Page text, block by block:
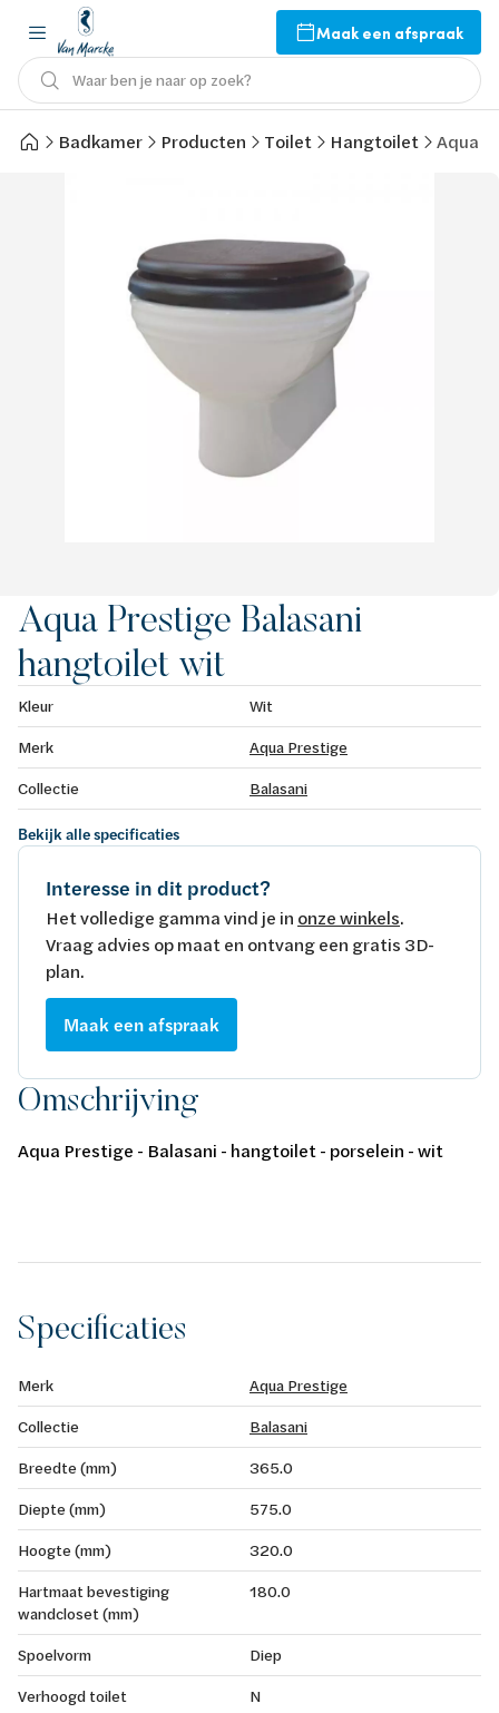
Maak een afspraak
Waar ben je naar op zoek?
Badkamer Producten Toilet Hangtoilet Aqua
Aqua Prestige Balasani
hangtoilet wit
Kleur
Wit
Merk
Aqua Prestige
Collectie
Balasani
Bekijk alle specificaties
Interesse in dit product?
Het volledige gamma vind je in onze winkels.
Vraag advies op maat en ontvang een gratis 3D-
plan.
Maak een afspraak
Omschrijving
Aqua Prestige - Balasani - hangtoilet - porselein - wit
Specificaties
Merk
Aqua Prestige
Collectie
Balasani
Breedte (mm)
365.0
Diepte (mm)
575.0
Hoogte (mm)
320.0
Hartmaat bevestiging
wandcloset (mm)
180.0
Spoelvorm
Diep
Verhoogd toilet
N